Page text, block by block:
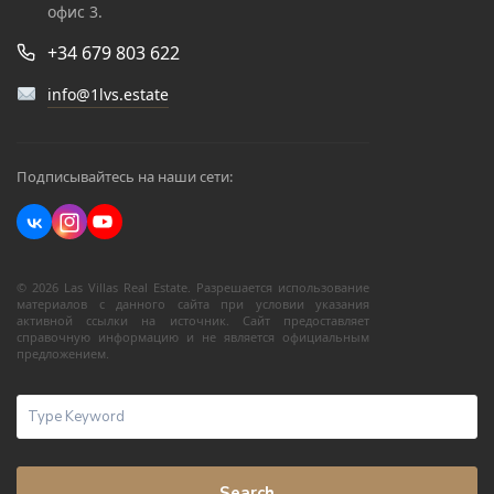
офис 3.
+34 679 803 622
info@1lvs.estate
Подписывайтесь на наши сети:
© 2026 Las Villas Real Estate. Разрешается использование
материалов с данного сайта при условии указания
активной ссылки на источник. Сайт предоставляет
справочную информацию и не является официальным
предложением.